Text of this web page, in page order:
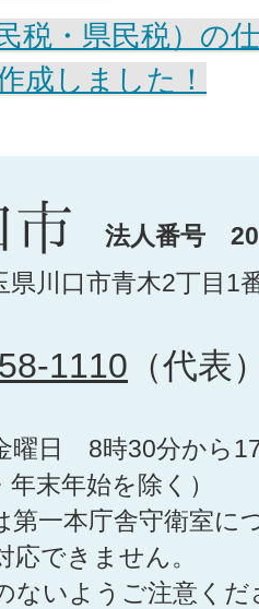
税・県民税）の
成しました！
法人番号
川口市青木2丁目1
1110 （代表
曜日 8時30分から
年末年始を除く）
第一本庁舎守衛室に
応できません。
ないようご注意くだ